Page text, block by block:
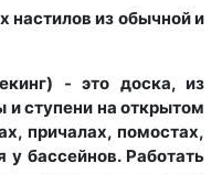
из обычной и
- это доска, из
и ступени на открытом
причалах, помостах,
бассейнов. Работать